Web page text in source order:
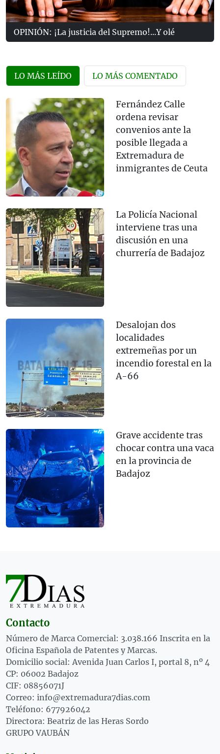
OPINIÓN: ¡La justicia del Supremo!...Y olé
LO MÁS LEÍDO LO MÁS COMENTADO
Fernández Calle
ordena revisar
convenios ante la
posible llegada a
Extremadura de
inmigrantes de Ceuta
La Policía Nacional
interviene tras una
discusión en una
churrería de Badajoz
Desalojan dos
localidades
extremeñas por un
incendio forestal en la
A-66
Grave accidente tras
chocar contra una vaca
en la provincia de
Badajoz
Contacto
Número de Marca Comercial: 3.038.166 Inscrita en la
Oficina Española de Patentes y Marcas.
Domicilio social: Avenida Juan Carlos I, portal 8, nº 4
CP: 06002 Badajoz
CIF: 08856071J
Correo: info@extremadura7dias.com
Teléfono: 677926042
Directora: Beatriz de las Heras Sordo
GRUPO VAUBÁN